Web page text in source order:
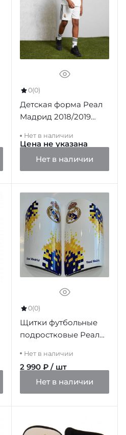
0(0)
Детская форма Реал
Мадрид 2018/2019
Нет в наличии
Цена не указана
Нет в наличии
0(0)
Щитки футбольные
подростковые Реал
Нет в наличии
2 990 ₽ / шт
Нет в наличии